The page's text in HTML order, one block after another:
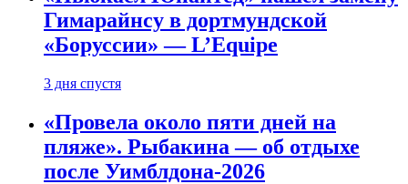
Гимарайнсу в дортмундской
«Боруссии» — L’Equipe
3 дня спустя
«Провела около пяти дней на
пляже». Рыбакина — об отдыхе
после Уимблдона-2026